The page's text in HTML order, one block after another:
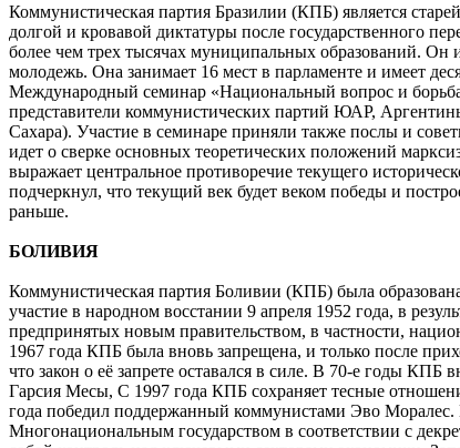
Коммунистическая партия Бразилии (КПБ) является
долгой и кровавой диктатуры после государственного
более чем трех тысячах муниципальных образований.
молодежь. Она занимает 16 мест в парламенте и имеет
Международный семинар «Национальный вопрос и
представители коммунистических партий ЮАР,
Сахара). Участие в семинаре приняли также послы и
идет о сверке основных теоретических положений
выражает центральное противоречие текущего
подчеркнул, что текущий век будет веком победы и
раньше.
БОЛИВИЯ
Коммунистическая партия Боливии (КПБ) была
участие в народном восстании 9 апреля 1952 года, в
предпринятых новым правительством, в частности,
1967 года КПБ была вновь запрещена, и только после
что закон о её запрете оставался в силе. В 70-е годы
Гарсия Месы, С 1997 года КПБ сохраняет тесные
года победил поддержанный коммунистами Эво Моралес.
Многонациональным государством в соответствии с